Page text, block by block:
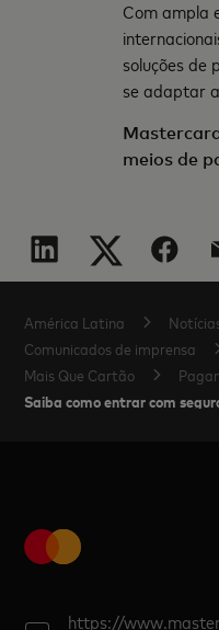
Com ampla
soluções de
se adaptar
meios de
América Latina
Comunicados de imprensa
Mais Que Cartão
Saiba como entrar com
https://